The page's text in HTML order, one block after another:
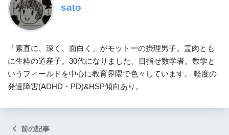
sato
「素直に、深く、面白く」がモットーの摂理男子。霊肉とも
に生粋の道産子。30代になりました。目指せ数学者。数学と
いうフィールドを中心に教育界隈で色々しています。 軽度の
発達障害(ADHD・PD)&HSP傾向あり。
前の記事